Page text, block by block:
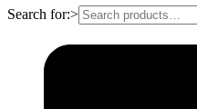
Search for:>